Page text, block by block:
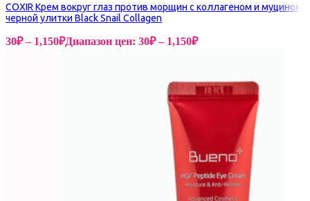
COXIR Крем вокруг глаз против морщин с коллагеном и муцином
черной улитки Black Snail Collagen
30₽ – 1,150₽Диапазон цен: 30₽ – 1,150₽